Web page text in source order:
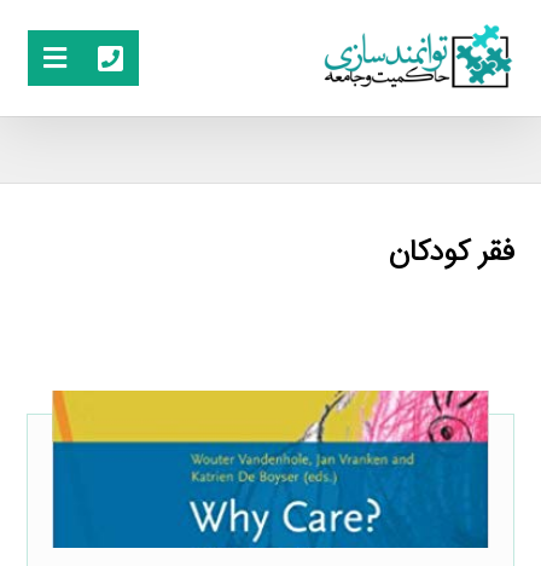
فقر کودکان